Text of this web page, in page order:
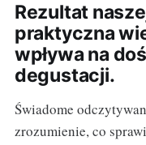
Rezultat
praktyczna
wpływa na
degustacji.
Świadome
zrozumienie, co